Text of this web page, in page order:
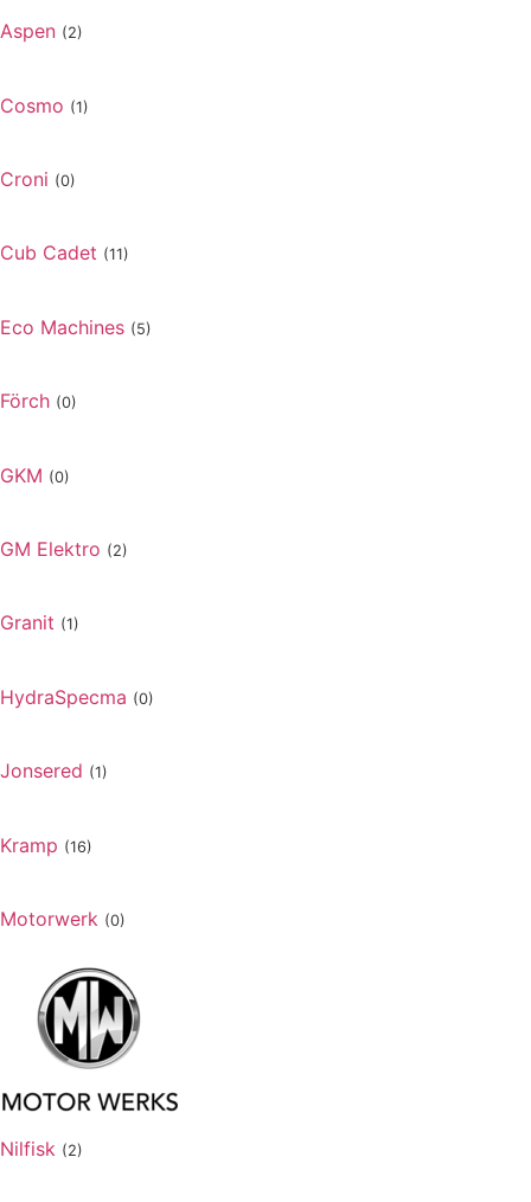
Aspen (2)
Cosmo (1)
Croni (0)
Cub Cadet (11)
Eco Machines (5)
Förch (0)
GKM (0)
GM Elektro (2)
Granit (1)
HydraSpecma (0)
Jonsered (1)
Kramp (16)
Motorwerk (0)
Nilfisk (2)